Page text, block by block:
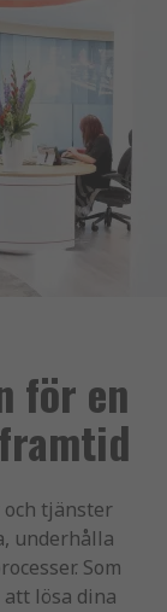
för en
tjänster
underhålla
Som
lösa dina